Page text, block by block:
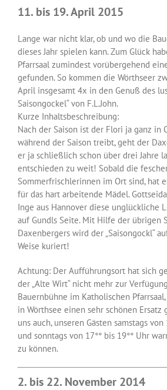
11. bis 19. April 2015
Lange war nicht klar, ob und wo die
dieses Jahr spielen kann. Zum Glück
Pfarrsaal zumindest vorübergehend
gefunden. So kommen die Wörthseer
April insgesamt 4x in den Genuß des
Saisongockel“ von F.L.John.
Kurze Inhaltsbeschreibung:
Nach der Saison ist der Flori ja ganz in
während der Saison treibt, geht der
er ja schließlich schon über drei Jahre
entschieden zu weit! Sobald die
Sommerfrischlerinnen im Ort sind, hat
für das hart arbeitende Mädel.
Inge aus Hannover diese unglückliche
auf Gundls Seite. Mit Hilfe der übrigen
Daxenbergers wird der „Saisongockl“
Weise kuriert!
Achtung: Der Aufführungsort hat sich
der „Alte Wirt“ nicht mehr zur
Bauernbühne im Katholischen
in Wörthsee einen sehr schönen Ersatz
uns auch, unseren Gästen samstags von
und sonntags von 17°° bis 19°° Uhr
zu können.
2. bis 22. November 2014